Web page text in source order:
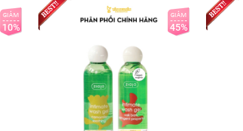
GIẢM
10%
GIẢM
45%